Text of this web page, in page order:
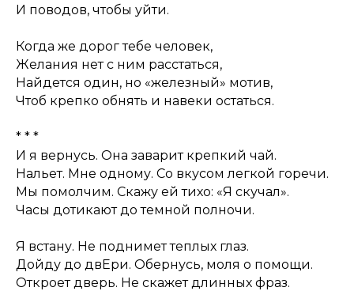
И поводов, чтобы уйти.
Когда же дорог тебе человек,
Желания нет с ним расстаться,
Найдется один, но «железный» мотив,
Чтоб крепко обнять и навеки остаться.
* * *
И я вернусь. Она заварит крепкий чай.
Нальет. Мне одному. Со вкусом легкой горечи.
Мы помолчим. Скажу ей тихо: «Я скучал».
Часы дотикают до темной полночи.
Я встану. Не поднимет теплых глаз.
Дойду до двЕри. Обернусь, моля о помощи.
Откроет дверь. Не скажет длинных фраз.